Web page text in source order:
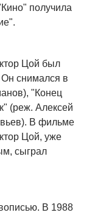
получила
Цой был
Он снимался в
"Конец
(реж. Алексей
В фильме
Цой, уже
сыграл
В 1988